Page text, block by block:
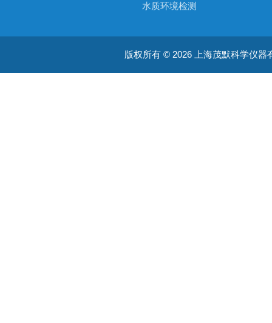
水质环境检测
大型分析设备
版权所有 © 2026 上海茂默科学仪